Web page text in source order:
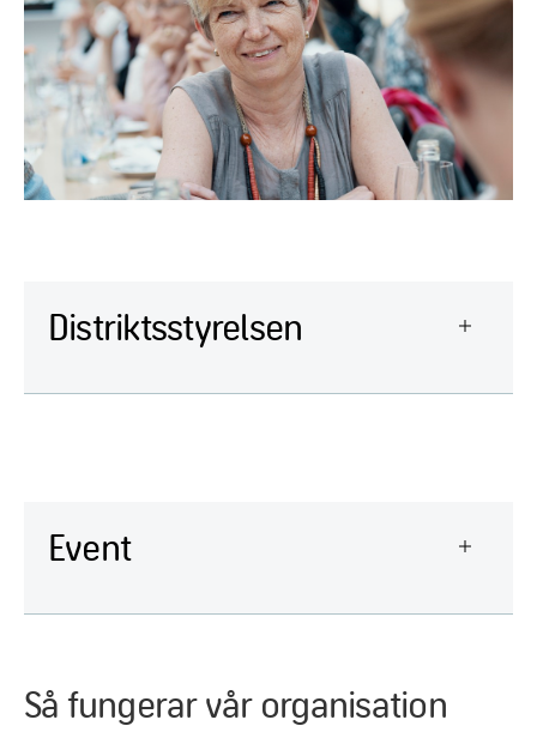
Distriktsstyrelsen
Event
Så fungerar vår organisation